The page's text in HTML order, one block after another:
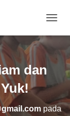
O
V
I
dan
pada